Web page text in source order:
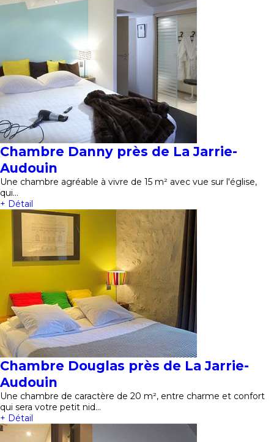
Chambre Danny près de La Jarrie-
Audouin
Une chambre agréable à vivre de 15 m² avec vue sur l'église,
qui…
+ Détail
Chambre Douglas près de La Jarrie-
Audouin
Une chambre de caractère de 20 m², entre charme et confort
qui sera votre petit nid…
+ Détail